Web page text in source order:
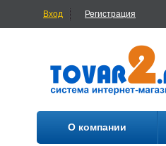
Вход Регистрация
О компании